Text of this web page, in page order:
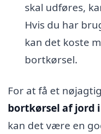
skal udføres,
Hvis du har
kan det koste
bortkørsel.
For at få et
bortkørsel af jord
kan det være en